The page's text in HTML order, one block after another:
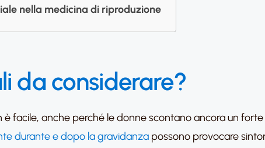
nella medicina di riproduzione
da considerare?
è facile, anche perché le donne scontano ancora un forte
durante e dopo la gravidanza possono provocare